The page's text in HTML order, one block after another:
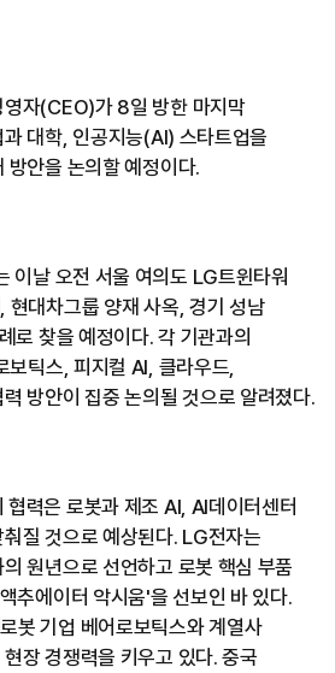
영자(CEO)가 8일 방한 마지막
대학, 인공지능(AI) 스타트업을
방안을 논의할 예정이다.
이날 오전 서울 여의도 LG트윈타워
현대차그룹 양재 사옥, 경기 성남
로 찾을 예정이다. 각 기관과의
보틱스, 피지컬 AI, 클라우드,
방안이 집중 논의될 것으로 알려졌다.
력은 로봇과 제조 AI, AI데이터센터
질 것으로 예상된다. LG전자는
원년으로 선언하고 로봇 핵심 부품
추에이터 악시움'을 선보인 바 있다.
봇 기업 베어로보틱스와 계열사
장 경쟁력을 키우고 있다. 중국